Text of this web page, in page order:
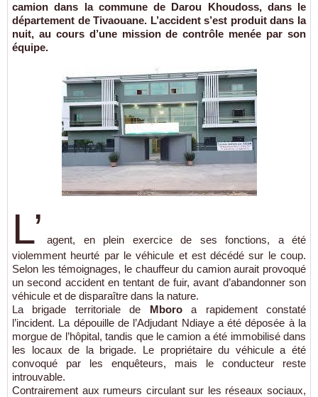
camion dans la commune de Darou Khoudoss, dans le
département de Tivaouane. L’accident s’est produit dans la
nuit, au cours d’une mission de contrôle menée par son
équipe.
L’ agent, en plein exercice de ses fonctions, a été
violemment heurté par le véhicule et est décédé sur le coup.
Selon les témoignages, le chauffeur du camion aurait provoqué
un second accident en tentant de fuir, avant d’abandonner son
véhicule et de disparaître dans la nature.
La brigade territoriale de Mboroa rapidement constaté
l’incident. La dépouille de l’Adjudant Ndiaye a été déposée à la
morgue de l’hôpital, tandis que le camion a été immobilisé dans
les locaux de la brigade. Le propriétaire du véhicule a été
convoqué par les enquêteurs, mais le conducteur reste
introuvable.
Contrairement aux rumeurs circulant sur les réseaux sociaux,